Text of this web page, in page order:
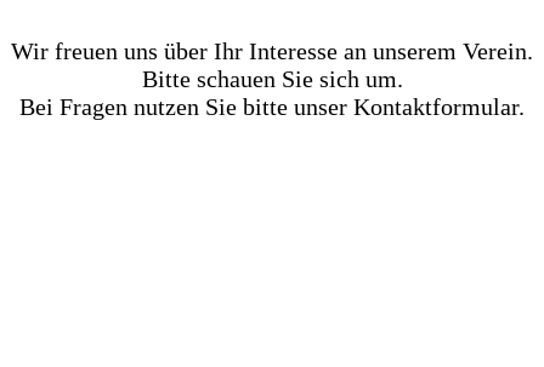
Wir freuen uns über Ihr Interesse an unserem Verein.
Bitte schauen Sie sich um.
Bei Fragen nutzen Sie bitte unser Kontaktformular.